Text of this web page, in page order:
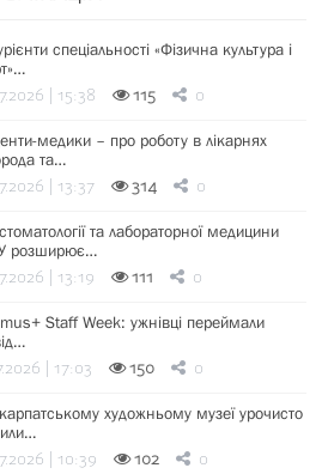
спеціальності «Фізична культура і
| 15:38 115 0
медики – про роботу в лікарнях
та…
| 13:37 314 0
та лабораторної медицини
розширює…
| 13:19 111 0
Staff Week: ужнівці переймали
| 17:03 150 0
художньому музеї урочисто
| 10:39 102 0